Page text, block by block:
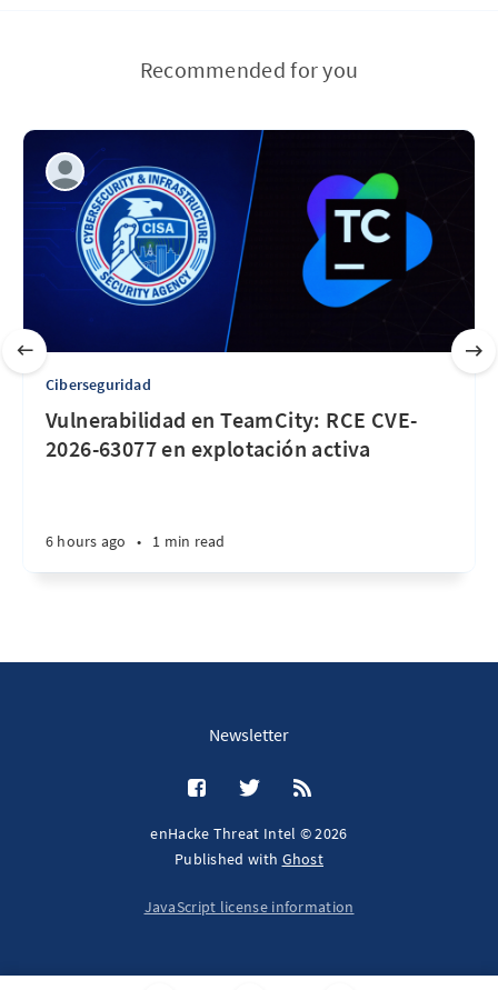
Recommended for you
Ciberseguridad
Vulnerabilidad en TeamCity: RCE CVE-
2026-63077 en explotación activa
6 hours ago • 1 min read
Newsletter
enHacke Threat Intel © 2026
Published with Ghost
JavaScript license information